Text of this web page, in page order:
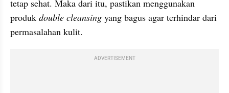
tetap sehat. Maka dari itu, pastikan menggunakan
produk double cleansing yang bagus agar terhindar dari
permasalahan kulit.
ADVERTISEMENT